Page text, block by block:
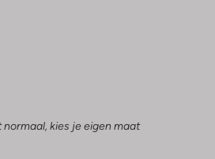
normaal, kies je eigen maat